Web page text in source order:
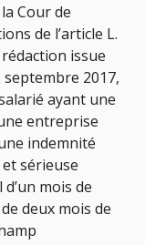
Cour de
de l’article L.
issue
septembre 2017,
ayant une
entreprise
indemnité
sérieuse
mois de
deux mois de